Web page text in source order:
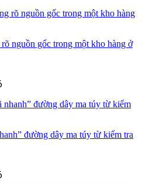
nguồn gốc trong một kho hàng ở
đường dây ma túy từ kiểm tra